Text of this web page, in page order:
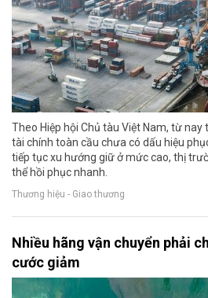
Theo Hiệp hội Chủ tàu Việt Nam, từ nay
tài chính toàn cầu chưa có dấu hiệu
tiếp tục xu hướng giữ ở mức cao, thị
thể hồi phục nhanh.
Thương hiệu - Giao thương
Nhiều hãng vận chuyển phải
cước giảm